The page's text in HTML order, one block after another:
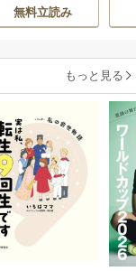
女ゲームの世界で
真実の恋を探しま
ら
無料立読み
もっと見る